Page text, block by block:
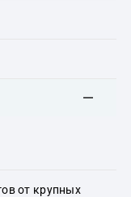
от крупных